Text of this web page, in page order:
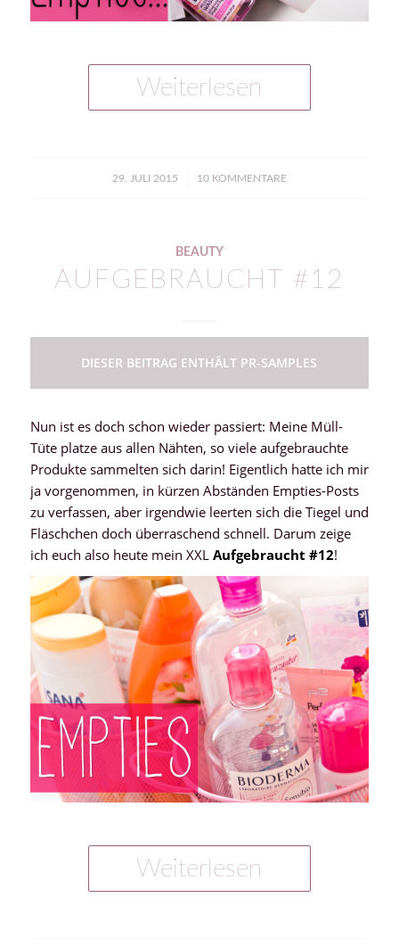
Weiterlesen
29. JULI 2015
/ 10 KOMMENTARE
BEAUTY
AUFGEBRAUCHT #12
DIESER BEITRAG ENTHÄLT PR-SAMPLES
Nun ist es doch schon wieder passiert: Meine Müll-
Tüte platze aus allen Nähten, so viele aufgebrauchte
Produkte sammelten sich darin! Eigentlich hatte ich mir
ja vorgenommen, in kürzen Abständen Empties-Posts
zu verfassen, aber irgendwie leerten sich die Tiegel und
Fläschchen doch überraschend schnell. Darum zeige
ich euch also heute mein XXL Aufgebraucht #12!
Weiterlesen